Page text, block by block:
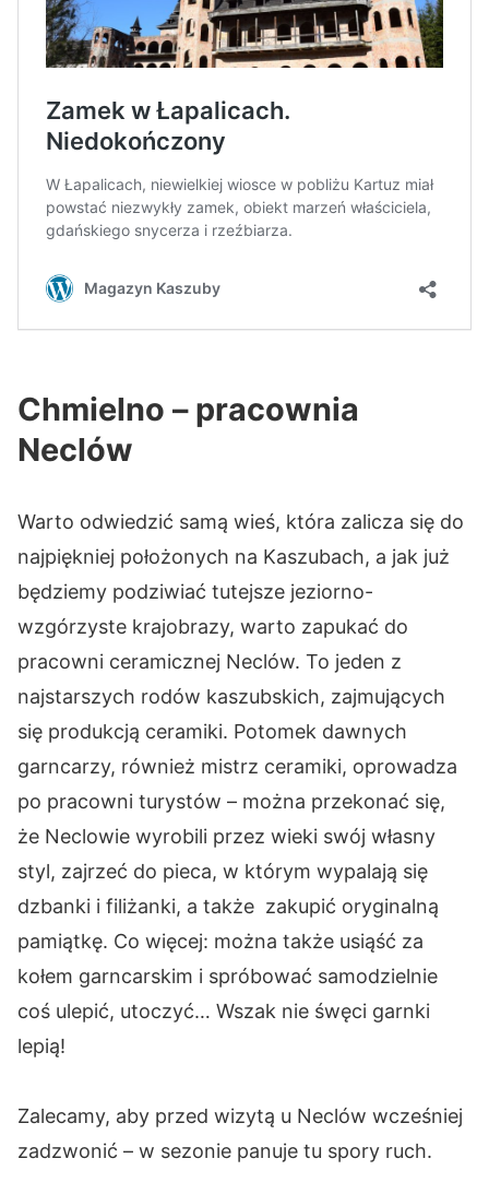
Chmielno – pracownia
Neclów
Warto odwiedzić samą wieś, która zalicza się do
najpiękniej położonych na Kaszubach, a jak już
będziemy podziwiać tutejsze jeziorno-
wzgórzyste krajobrazy, warto zapukać do
pracowni ceramicznej Neclów. To jeden z
najstarszych rodów kaszubskich, zajmujących
się produkcją ceramiki. Potomek dawnych
garncarzy, również mistrz ceramiki, oprowadza
po pracowni turystów – można przekonać się,
że Neclowie wyrobili przez wieki swój własny
styl, zajrzeć do pieca, w którym wypalają się
dzbanki i filiżanki, a także zakupić oryginalną
pamiątkę. Co więcej: można także usiąść za
kołem garncarskim i spróbować samodzielnie
coś ulepić, utoczyć… Wszak nie śwęci garnki
lepią!
Zalecamy, aby przed wizytą u Neclów wcześniej
zadzwonić – w sezonie panuje tu spory ruch.